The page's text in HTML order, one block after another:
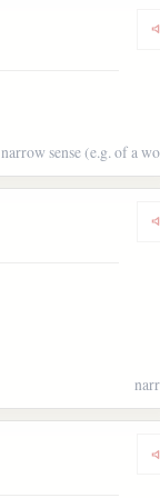
narrow sense (e.g. of a
より入れ